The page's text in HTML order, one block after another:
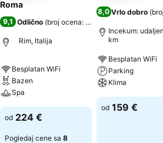
Roma
9,1 Odlično (broj ocena: 9.589
Rim, Italija
Besplatan WiFi
Bazen
Spa
od 224 €
Pogledaj cene sa 8
8,0Vrlo dobro (
Incekum:
km
Besplatan WiFi
Parking
Klima
od 159 €